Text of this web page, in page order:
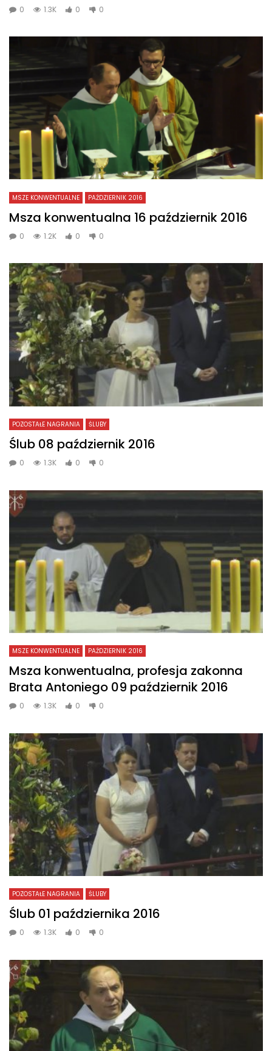
0 1.3K 0 0
MSZE KONWENTUALNE PAŹDZIERNIK 2016
Msza konwentualna 16 październik 2016
0 1.2K 0 0
POZOSTAŁE NAGRANIA ŚLUBY
Ślub 08 październik 2016
0 1.3K 0 0
MSZE KONWENTUALNE PAŹDZIERNIK 2016
Msza konwentualna, profesja zakonna
Brata Antoniego 09 październik 2016
0 1.3K 0 0
POZOSTAŁE NAGRANIA ŚLUBY
Ślub 01 października 2016
0 1.3K 0 0